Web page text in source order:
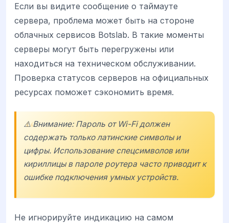
Если вы видите сообщение о таймауте
сервера, проблема может быть на стороне
облачных сервисов Botslab. В такие моменты
серверы могут быть перегружены или
находиться на техническом обслуживании.
Проверка статусов серверов на официальных
ресурсах поможет сэкономить время.
⚠️ Внимание: Пароль от Wi-Fi должен
содержать только латинские символы и
цифры. Использование спецсимволов или
кириллицы в пароле роутера часто приводит к
ошибке подключения умных устройств.
Не игнорируйте индикацию на самом